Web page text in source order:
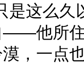
么久以
——他所
，一点